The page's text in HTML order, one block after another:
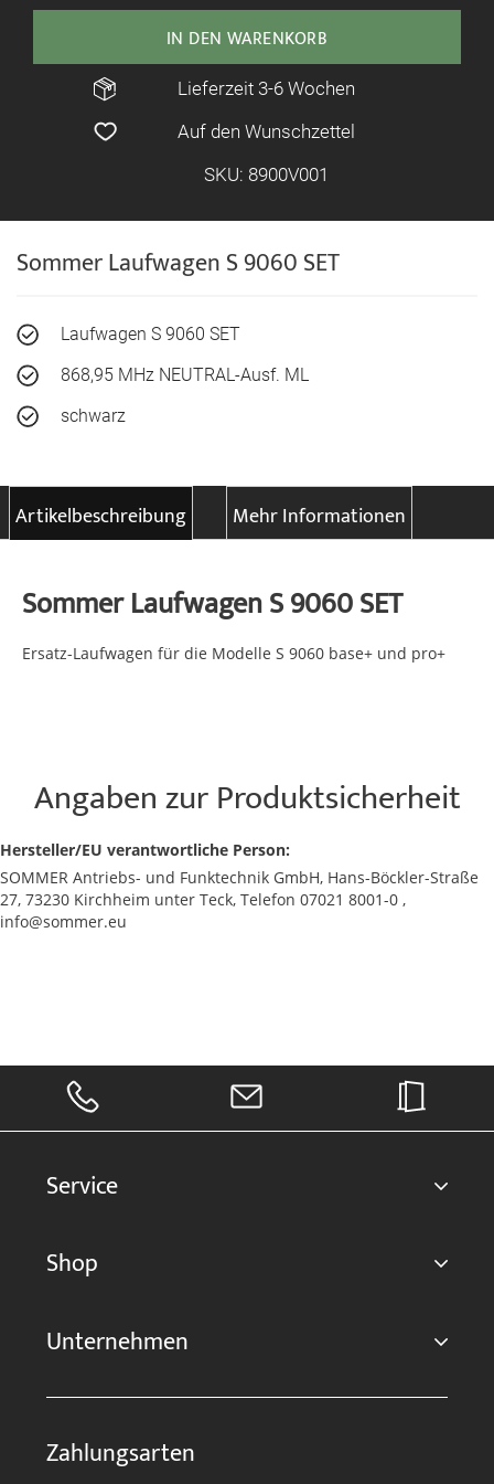
Sommer Laufwagen S 9060 SET
IN DEN WARENKORB
Lieferzeit 3-6 Wochen
Auf den Wunschzettel
SKU: 8900V001
Laufwagen S 9060 SET
868,95 MHz NEUTRAL-Ausf. ML
schwarz
Artikelbeschreibung Mehr Informationen
Sommer Laufwagen S 9060 SET
Ersatz-Laufwagen für die Modelle S 9060 base+ und pro+
Angaben zur Produktsicherheit
Hersteller/EU verantwortliche Person:
SOMMER Antriebs- und Funktechnik GmbH, Hans-Böckler-Straße
27, 73230 Kirchheim unter Teck, Telefon 07021 8001-0 ,
info@sommer.eu
Service
Shop
Unternehmen
Zahlungsarten